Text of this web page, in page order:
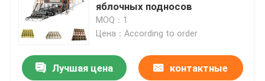
яблочных подносов
MOQ：1
Цена：According to order
Лучшая цена контактные